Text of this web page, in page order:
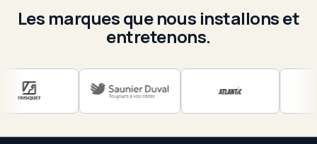
Renault
Ambassade des USA
Ambassade du Mexique
Century 21
Les marques que nous installons et
entretenons.
Frisquet